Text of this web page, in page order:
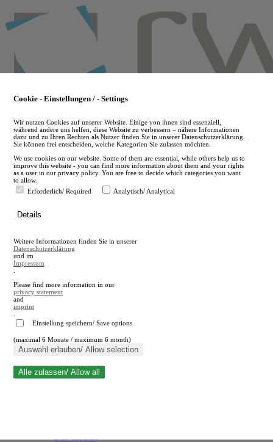
to
main
en
A
A
Suche schließen
Cookie - Einstellungen / - Settings
Wir nutzen Cookies auf unserer Website. Einige von ihnen sind essenziell,
während andere uns helfen, diese Website zu verbessern – nähere Informationen
dazu und zu Ihren Rechten als Nutzer finden Sie in unserer Datenschutzerklärung.
Sie können frei entscheiden, welche Kategorien Sie zulassen möchten.
We use cookies on our website. Some of them are essential, while others help us to
improve this website - you can find more information about them and your rights
as a user in our privacy policy. You are free to decide which categories you want
to allow.
Erforderlich/ Required
Analytisch/ Analytical
Details
Weitere Informationen finden Sie in unserer
Datenschutzerklärung
und im
Impressum
Please find more information in our
privacy statement
and
imprint
Einstellung speichern/ Save options
(maximal 6 Monate / maximum 6 month)
Auswahl erlauben/ Allow selection
Alle zulassen/ Allow all